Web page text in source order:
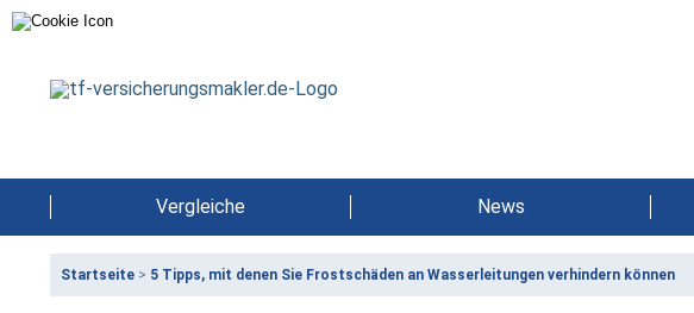
Vergleiche News
Startseite > 5 Tipps, mit denen Sie Frostschäden an Wasserleitungen verhindern können